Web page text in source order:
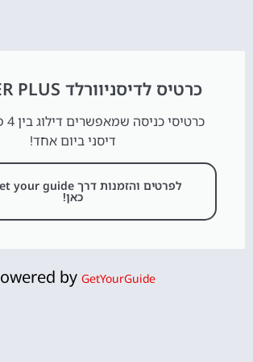
כרטיס לדיסניוורלד HOOPER PLUS
דיסני ביום אחד!
כאן!
by GetYourGuide